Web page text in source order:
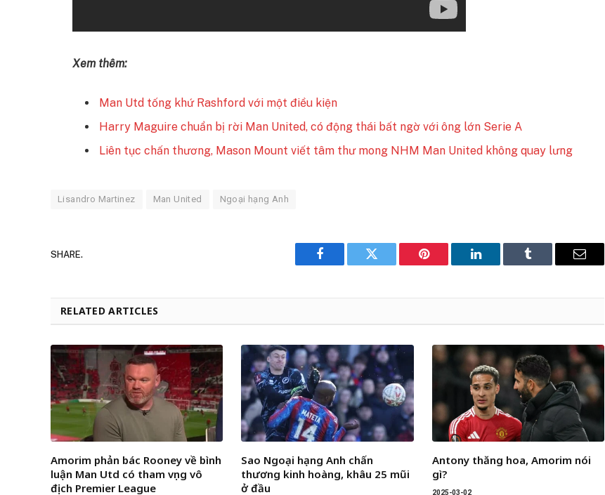
Xem thêm:
Man Utd tống khứ Rashford với một điều kiện
Harry Maguire chuẩn bị rời Man United, có động thái bất ngờ với ông lớn Serie A
Liên tục chấn thương, Mason Mount viết tâm thư mong NHM Man United không quay lưng
Lisandro Martinez Man United Ngoại hạng Anh
SHARE.
Facebook Twitter Pinterest LinkedIn Tumblr Email
RELATED ARTICLES
Amorim phản bác Rooney về bình
luận Man Utd có tham vọng vô
địch Premier League
Sao Ngoại hạng Anh chấn
thương kinh hoàng, khâu 25 mũi
ở đầu
Antony thăng hoa, Amorim nói
gì?
2025-03-02